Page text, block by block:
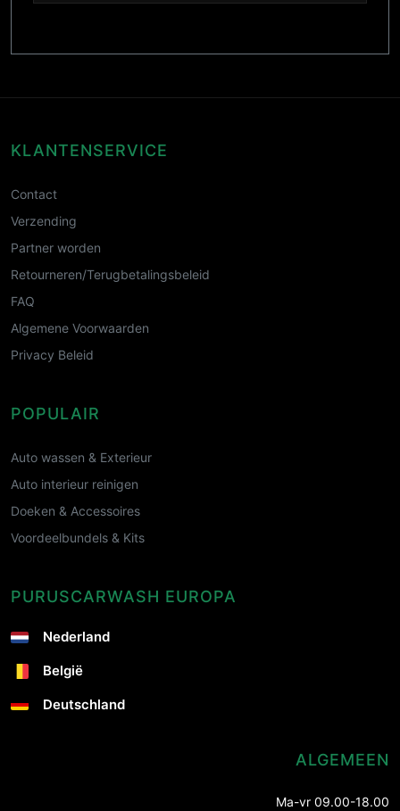
KLANTENSERVICE
Contact
Verzending
Partner worden
Retourneren/Terugbetalingsbeleid
FAQ
Algemene Voorwaarden
Privacy Beleid
POPULAIR
Auto wassen & Exterieur
Auto interieur reinigen
Doeken & Accessoires
Voordeelbundels & Kits
PURUSCARWASH EUROPA
Nederland
België
Deutschland
ALGEMEEN
Ma-vr 09.00-18.00